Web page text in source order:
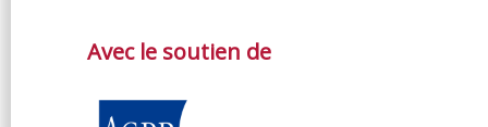
Avec le soutien de